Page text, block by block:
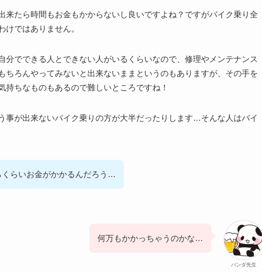
来たら時間もお金もかからないし良いですよね？ですがバイク乗り全
けではありません。
分でできる人とできない人がいるくらいなので、修理やメンテナンス
ちろんやってみないと出来ないままというのもありますが、その手を
ちなものもあるので難しいところですね！
事が出来ないバイク乗りの方が大半だったりします…そんな人はバイ
らいお金がかかるんだろう…
パンダ先生
何万もかかっちゃうのかな…